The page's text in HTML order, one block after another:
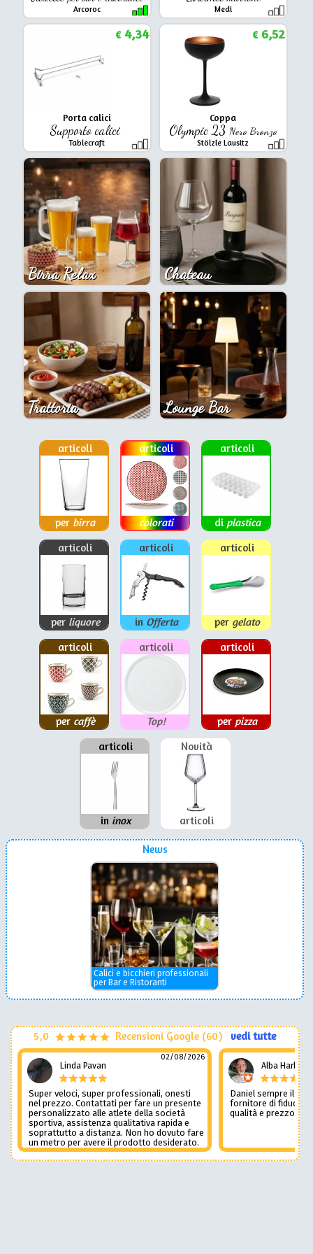
Arcoroc Medi
Porta calici
Supporto calici
Tablecraft
€4,34
Coppa
Olympic 23 Nero Bronzo
Stölzle Lausitz
€6,52
Birra Relax Chateau
Trattoria Lounge Bar
articoli
per birra
articoli
colorati
articoli
di plastica
articoli
per liquore
articoli
in Offerta
articoli
per gelato
articoli
per caffè
articoli
Top!
articoli
per pizza
articoli
in inox
Novità
articoli
News
Calici e bicchieri professionali
per Bar e Ristoranti
5,0 Recensioni Google (60) vedi tutte
Linda Pavan
02/08/2026
Super veloci, super professionali, onesti
nel prezzo. Contattati per fare un presente
personalizzato alle atlete della società
sportiva, assistenza qualitativa rapida e
soprattutto a distanza. Non ho dovuto fare
un metro per avere il prodotto desiderato.
Una assistenza del genere è rara e
preziosa. Credo li contatterò ancora in
Alba Harley
Daniel sempre il
fornitore di fiducia
qualità e prezzo